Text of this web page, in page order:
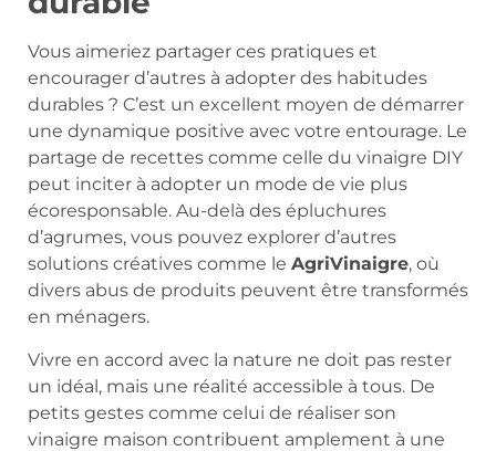
Vous aimeriez partager ces pratiques et
encourager d’autres à adopter des habitudes
durables ? C’est un excellent moyen de démarrer
une dynamique positive avec votre entourage. Le
partage de recettes comme celle du vinaigre DIY
peut inciter à adopter un mode de vie plus
écoresponsable. Au-delà des épluchures
d’agrumes, vous pouvez explorer d’autres
solutions créatives comme le AgriVinaigre, où
divers abus de produits peuvent être transformés
en ménagers.
Vivre en accord avec la nature ne doit pas rester
un idéal, mais une réalité accessible à tous. De
petits gestes comme celui de réaliser son
vinaigre maison contribuent amplement à une